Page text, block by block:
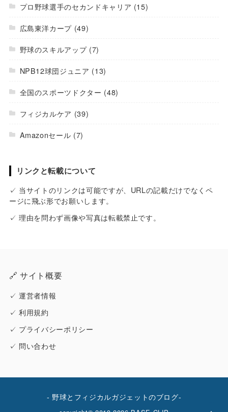
プロ野球選手のセカンドキャリア (15)
広島東洋カープ (49)
野球のスキルアップ(7)
NPB12球団ジュニア (13)
全国のスポーツドクター (48)
フィジカルケア (39)
Amazonセール (7)
リンクと転載について
✓ 当サイトのリンクは可能ですが、URLの記載だけでなくペ
ージに飛ぶ形でお願いします。
✓ 理由を問わず画像や写真は転載禁止です。
🔗 サイト概要
✓運営者情報
✓利用規約
✓ プライバシーポリシー
✓ 問い合わせ
- 野球とフィジカルガジェットのブログ-